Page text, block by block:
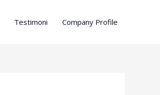
Testimoni Company Profile